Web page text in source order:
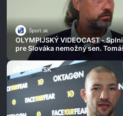
Šport.sk
OLYMPIJSKÝ VIDEOCAST -
pre Slováka nemožný sen.
najdlhších pretekoch